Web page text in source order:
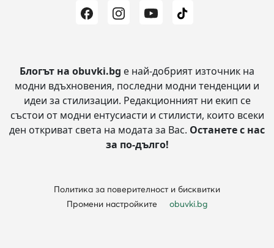
Блогът на obuvki.bg е най-добрият източник на
модни вдъхновения, последни модни тенденции и
идеи за стилизации. Редакционният ни екип се
състои от модни ентусиасти и стилисти, които всеки
ден откриват света на модата за Вас. Останете с нас
за по-дълго!
Политика за поверителност и бисквитки
Промени настройките
obuvki.bg